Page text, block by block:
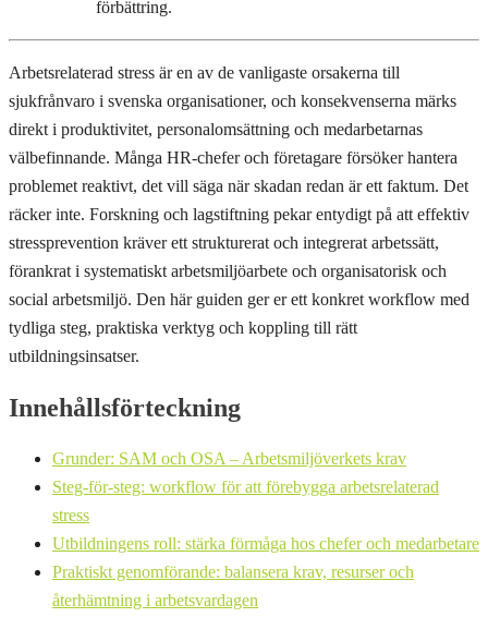
förbättring.
Arbetsrelaterad stress är en av de vanligaste orsakerna till
sjukfrånvaro i svenska organisationer, och konsekvenserna märks
direkt i produktivitet, personalomsättning och medarbetarnas
välbefinnande. Många HR-chefer och företagare försöker hantera
problemet reaktivt, det vill säga när skadan redan är ett faktum. Det
räcker inte. Forskning och lagstiftning pekar entydigt på att effektiv
stressprevention kräver ett strukturerat och integrerat arbetssätt,
förankrat i systematiskt arbetsmiljöarbete och organisatorisk och
social arbetsmiljö. Den här guiden ger er ett konkret workflow med
tydliga steg, praktiska verktyg och koppling till rätt
utbildningsinsatser.
Innehållsförteckning
Grunder: SAM och OSA – Arbetsmiljöverkets krav
Steg-för-steg: workflow för att förebygga arbetsrelaterad
stress
Utbildningens roll: stärka förmåga hos chefer och medarbetare
Praktiskt genomförande: balansera krav, resurser och
återhämtning i arbetsvardagen